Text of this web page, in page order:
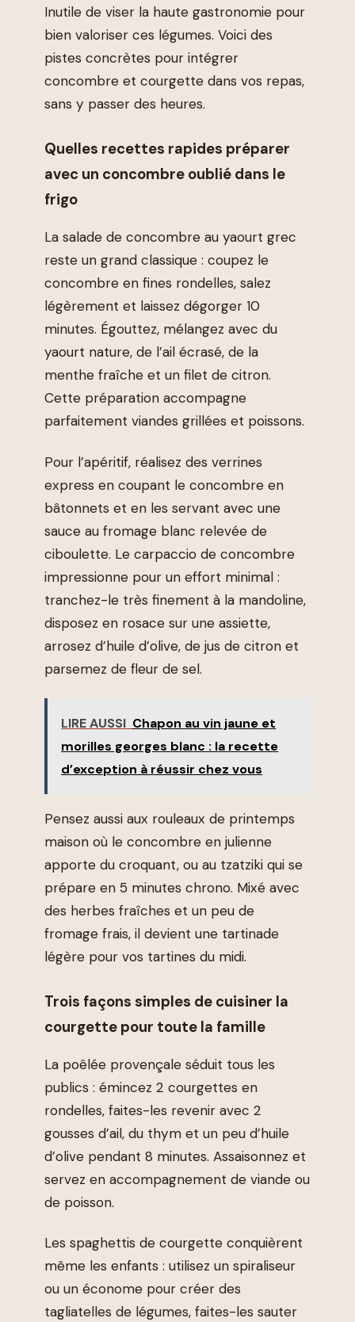
Inutile de viser la haute gastronomie pour
bien valoriser ces légumes. Voici des
pistes concrètes pour intégrer
concombre et courgette dans vos repas,
sans y passer des heures.
Quelles recettes rapides préparer
avec un concombre oublié dans le
frigo
La salade de concombre au yaourt grec
reste un grand classique : coupez le
concombre en fines rondelles, salez
légèrement et laissez dégorger 10
minutes. Égouttez, mélangez avec du
yaourt nature, de l’ail écrasé, de la
menthe fraîche et un filet de citron.
Cette préparation accompagne
parfaitement viandes grillées et poissons.
Pour l’apéritif, réalisez des verrines
express en coupant le concombre en
bâtonnets et en les servant avec une
sauce au fromage blanc relevée de
ciboulette. Le carpaccio de concombre
impressionne pour un effort minimal :
tranchez-le très finement à la mandoline,
disposez en rosace sur une assiette,
arrosez d’huile d’olive, de jus de citron et
parsemez de fleur de sel.
LIRE AUSSI Chapon au vin jaune et
morilles georges blanc : la recette
d’exception à réussir chez vous
Pensez aussi aux rouleaux de printemps
maison où le concombre en julienne
apporte du croquant, ou au tzatziki qui se
prépare en 5 minutes chrono. Mixé avec
des herbes fraîches et un peu de
fromage frais, il devient une tartinade
légère pour vos tartines du midi.
Trois façons simples de cuisiner la
courgette pour toute la famille
La poêlée provençale séduit tous les
publics : émincez 2 courgettes en
rondelles, faites-les revenir avec 2
gousses d’ail, du thym et un peu d’huile
d’olive pendant 8 minutes. Assaisonnez et
servez en accompagnement de viande ou
de poisson.
Les spaghettis de courgette conquièrent
même les enfants : utilisez un spiraliseur
ou un économe pour créer des
tagliatelles de légumes, faites-les sauter